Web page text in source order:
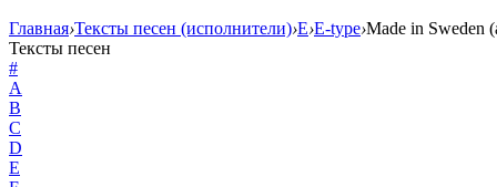
Главная›Тексты песен (исполнители)›E›E-type›Made in Sweden
Тексты песен
#
A
B
C
D
E